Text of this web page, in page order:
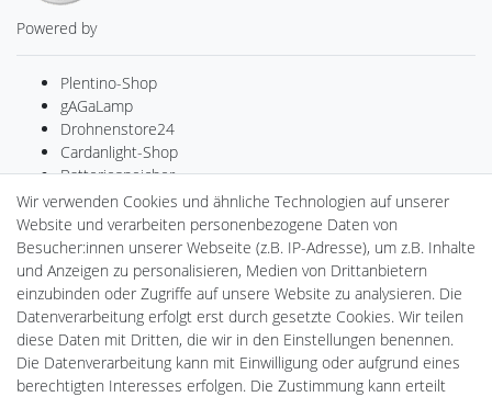
Powered by
Plentino-Shop
gAGaLamp
Drohnenstore24
Cardanlight-Shop
Batteriespeicher
PlentiSolar
Gebrauchtlicht
Ledkauf
DEYESOLAR
Lightech Connect
CardanLight Europe
FORTIMO LEDs
LED-RETROSHOP
Wallbox24
Wir verwenden Cookies und ähnliche Technologien auf unserer
Website und verarbeiten personenbezogene Daten von
Besucher:innen unserer Webseite (z.B. IP-Adresse), um z.B. Inhalte
und Anzeigen zu personalisieren, Medien von Drittanbietern
einzubinden oder Zugriffe auf unsere Website zu analysieren. Die
Datenverarbeitung erfolgt erst durch gesetzte Cookies. Wir teilen
diese Daten mit Dritten, die wir in den Einstellungen benennen.
Die Datenverarbeitung kann mit Einwilligung oder aufgrund eines
berechtigten Interesses erfolgen. Die Zustimmung kann erteilt